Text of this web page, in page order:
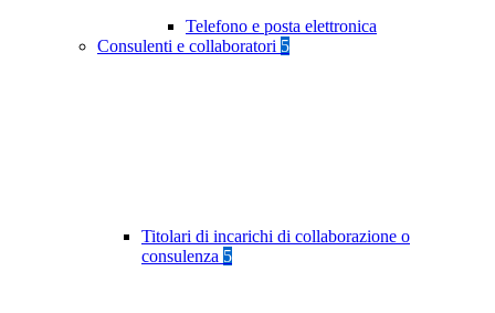
Telefono e posta elettronica
Consulenti e collaboratori 5
Titolari di incarichi di collaborazione o
consulenza 5